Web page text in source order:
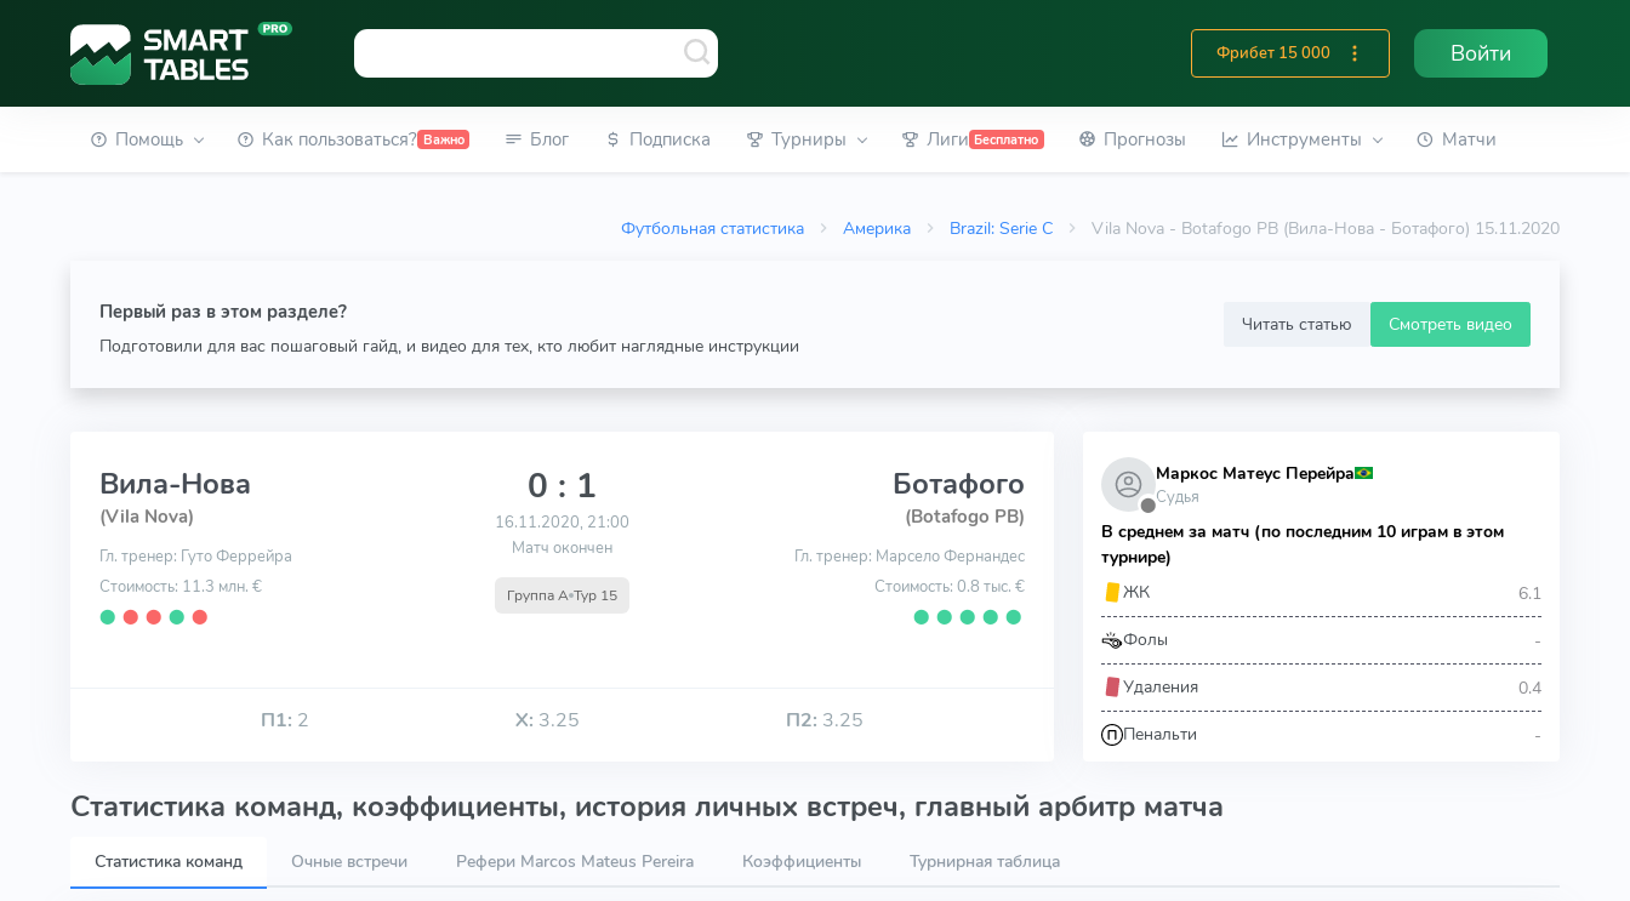
Фрибет 15 000 Войти
Помощь Как пользоваться? Важно Блог Подписка Турниры Лиги Бесплатно Прогнозы Инструменты Матчи
Футбольная статистика Америка Brazil: Serie C Vila Nova - Botafogo PB (Вила-Нова - Ботафого) 15.11.2020
Первый раз в этом разделе?
Подготовили для вас пошаговый гайд, и видео для тех, кто любит наглядные инструкции
Читать статью Смотреть видео
Вила-Нова
(Vila Nova)
Гл. тренер: Гуто Феррейра
Стоимость: 11.3 млн. €
⬤ ⬤ ⬤ ⬤ ⬤
0 : 1
16.11.2020, 21:00
Матч окончен
Группа A Тур 15
Ботафого
(Botafogo PB)
Гл. тренер: Марсело Фернандес
Стоимость: 0.8 тыс. €
⬤ ⬤ ⬤ ⬤ ⬤
П1: 2 Х: 3.25 П2: 3.25
⬤
Маркос Матеус Перейра
Судья
В среднем за матч (по последним 10 играм в этом
турнире)
ЖК
6.1
Фолы -
Удаления 0.4
Пенальти -
Статистика команд, коэффициенты, история личных встреч, главный арбитр матча
Статистика команд Очные встречи Рефери Marcos Mateus Pereira Коэффициенты Турнирная таблица